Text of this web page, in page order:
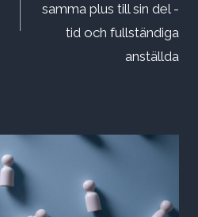
samma plus till sin del -
tid och fullständiga
anställda